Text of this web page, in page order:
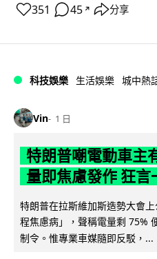
351 45 ↗ 分享
科技娛樂 生活娛樂 城中熱
Vin 1 日
特朗普嘲電動車主
量即焦慮發作 狂
特朗普在拉斯維加斯造勢大會
程焦慮病」，聲稱電量剩 75%
制令。惟專業車媒隨即反駁，...